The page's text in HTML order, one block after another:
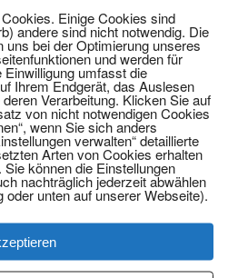
Einige Cookies sind
andere sind nicht notwendig. Die
uns bei der Optimierung unseres
und werden für
umfasst die
Ihrem Endgerät, das Auslesen
Verarbeitung. Klicken Sie auf
von nicht notwendigen Cookies
wenn Sie sich anders
verwalten“ detaillierte
Arten von Cookies erhalten
können die Einstellungen
nachträglich jederzeit abwählen
unten auf unserer Webseite).